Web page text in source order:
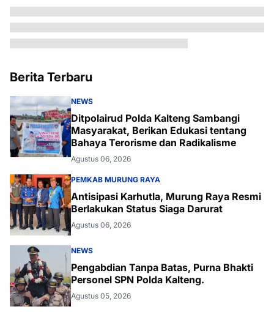
Berita Terbaru
NEWS
Ditpolairud Polda Kalteng Sambangi
Masyarakat, Berikan Edukasi tentang
Bahaya Terorisme dan Radikalisme
Agustus 06, 2026
PEMKAB MURUNG RAYA
Antisipasi Karhutla, Murung Raya Resmi
Berlakukan Status Siaga Darurat
Agustus 06, 2026
NEWS
Pengabdian Tanpa Batas, Purna Bhakti
Personel SPN Polda Kalteng.
Agustus 05, 2026